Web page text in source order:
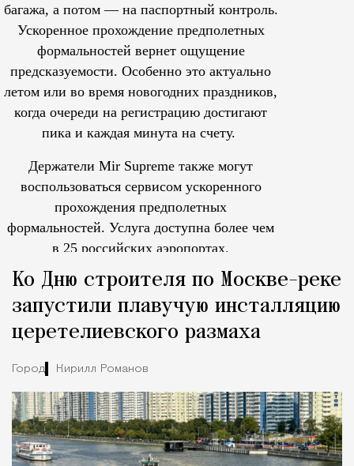
багажа, а потом — на паспортный контроль.
Ускоренное прохождение предполетных
формальностей вернет ощущение
предсказуемости. Особенно это актуально
летом или во время новогодних праздников,
когда очереди на регистрацию достигают
пика и каждая минута на счету.
Держатели Mir Supreme также могут
воспользоваться сервисом ускоренного
прохождения предполетных
формальностей. Услуга доступна более чем
в 25 российских аэропортах.
Ко Дню строителя по Москве-реке
запустили плавучую инсталляцию
церетелиевского размаха
Город Кирилл Романов